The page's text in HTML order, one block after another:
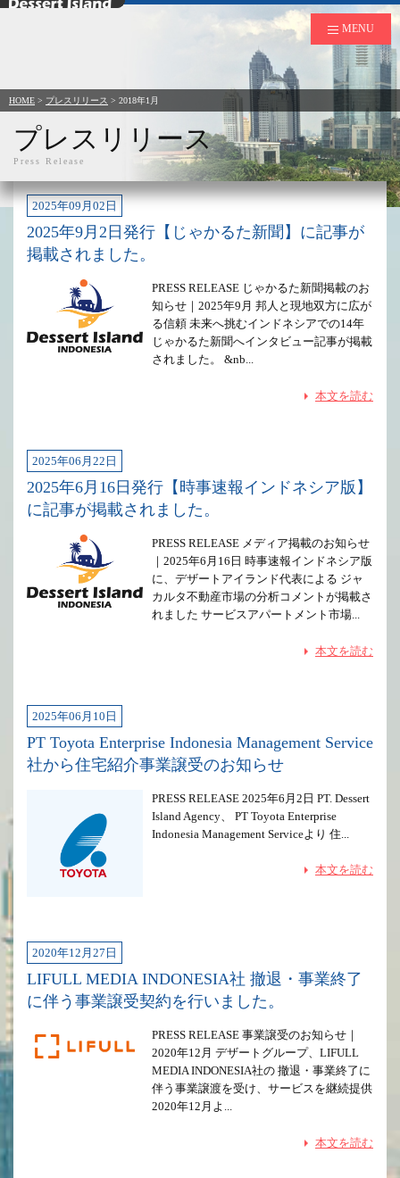
デザートアイランド
MENU
HOME > プレスリリース > 2018年1月
プレスリリース
Press Release
2025年09月02日
2025年9月2日発行【じゃかるた新聞】に記事が
掲載されました。
PRESS RELEASE じゃかるた新聞掲載のお
知らせ｜2025年9月 邦人と現地双方に広が
る信頼 未来へ挑むインドネシアでの14年
じゃかるた新聞へインタビュー記事が掲載
されました。 &nb...
本文を読む
2025年06月22日
2025年6月16日発行【時事速報インドネシア版】
に記事が掲載されました。
PRESS RELEASE メディア掲載のお知らせ
｜2025年6月16日 時事速報インドネシア版
に、デザートアイランド代表による ジャ
カルタ不動産市場の分析コメントが掲載さ
れました サービスアパートメント市場...
本文を読む
2025年06月10日
PT Toyota Enterprise Indonesia Management Service
社から住宅紹介事業譲受のお知らせ
PRESS RELEASE 2025年6月2日 PT. Dessert
Island Agency、 PT Toyota Enterprise
Indonesia Management Serviceより 住...
本文を読む
2020年12月27日
LIFULL MEDIA INDONESIA社 撤退・事業終了
に伴う事業譲受契約を行いました。
PRESS RELEASE 事業譲受のお知らせ｜
2020年12月 デザートグループ、LIFULL
MEDIA INDONESIA社の 撤退・事業終了に
伴う事業譲渡を受け、サービスを継続提供
2020年12月よ...
本文を読む